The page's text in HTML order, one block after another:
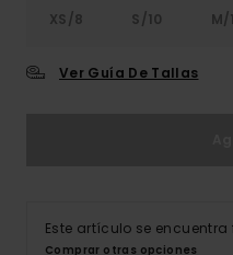
XS/8 S/10 M/
Ver Guía De Tallas
Este artículo se encuentra
Comprar otras opciones